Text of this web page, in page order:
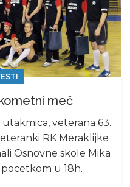
meč
veterana 63.
RK Meraklijke
Osnovne skole Mika
u 18h.